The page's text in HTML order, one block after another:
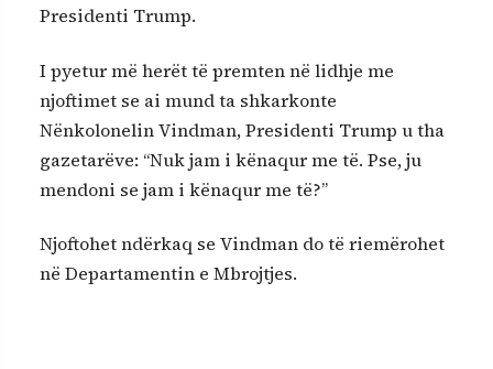
Presidenti Trump.
I pyetur më herët të premten në lidhje me
njoftimet se ai mund ta shkarkonte
Nënkolonelin Vindman, Presidenti Trump u tha
gazetarëve: “Nuk jam i kënaqur me të. Pse, ju
mendoni se jam i kënaqur me të?”
Njoftohet ndërkaq se Vindman do të riemërohet
në Departamentin e Mbrojtjes.